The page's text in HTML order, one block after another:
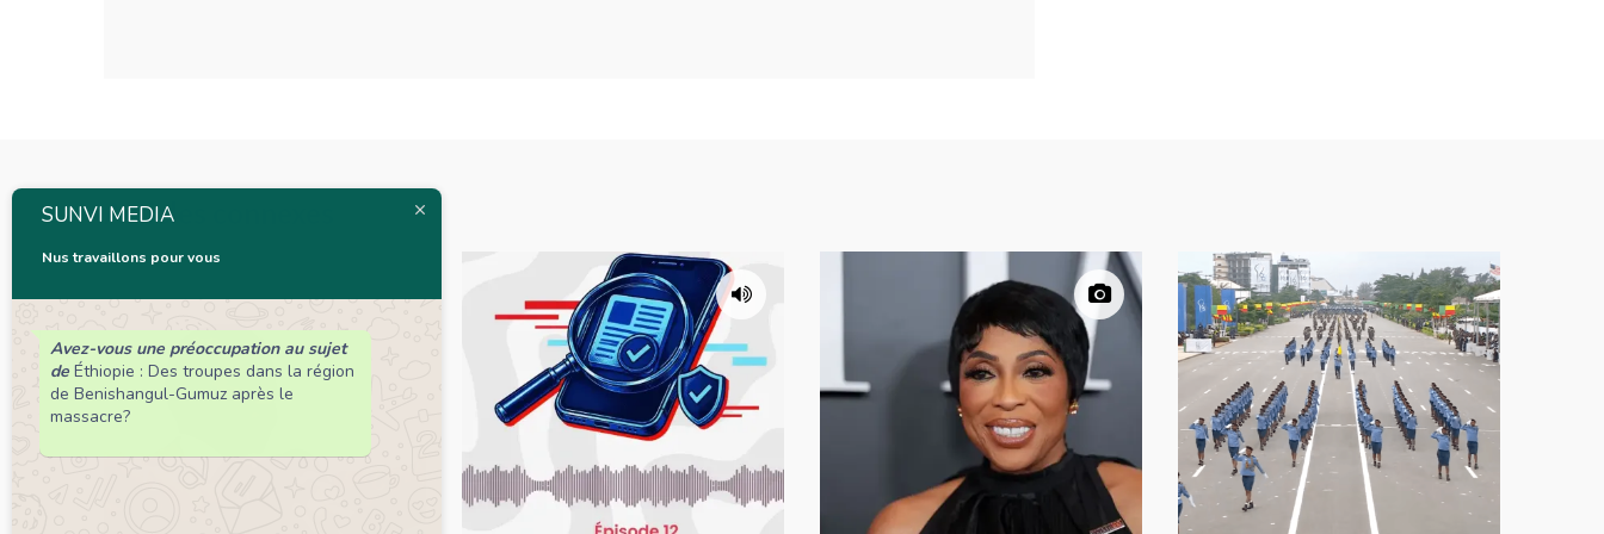
Articles connexes
SUNVI MEDIA
Nus travaillons pour vous
Avez-vous une préoccupation au sujet
de Éthiopie : Des troupes dans la région
de Benishangul-Gumuz après le
massacre?